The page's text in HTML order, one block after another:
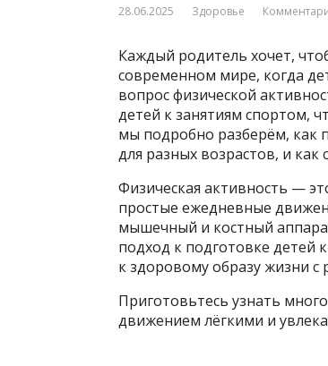
28.06.2025 Здоровье
Каждый родитель хочет,
современном мире, когда
вопрос физической
детей к занятиям спортом,
мы подробно разберём, как
для разных возрастов, и
Физическая активность —
простые ежедневные
мышечный и костный
подход к подготовке детей
к здоровому образу жизни с
Приготовьтесь узнать
движением лёгкими и